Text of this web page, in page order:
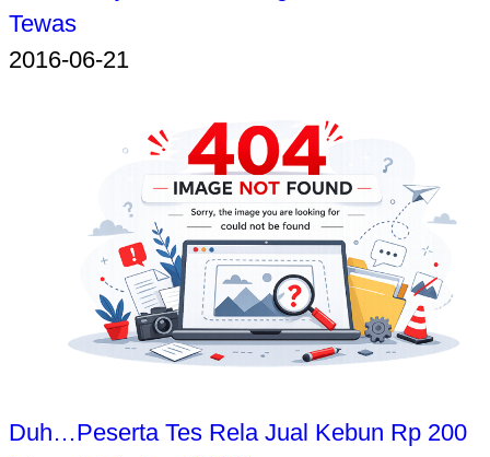
Tewas
2016-06-21
Duh…Peserta Tes Rela Jual Kebun Rp 200